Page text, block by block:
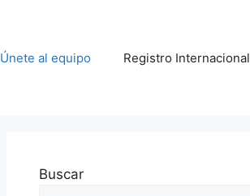
Únete al equipo Registro Internacional
Buscar